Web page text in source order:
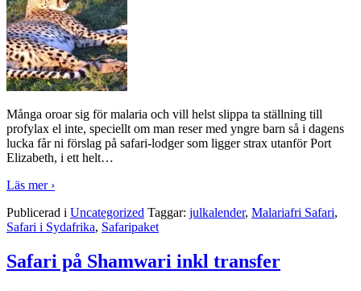
Många oroar sig för malaria och vill helst slippa ta ställning till
profylax el inte, speciellt om man reser med yngre barn så i dagens
lucka får ni förslag på safari-lodger som ligger strax utanför Port
Elizabeth, i ett helt…
Läs mer ›
Publicerad i Uncategorized Taggar: julkalender, Malariafri Safari,
Safari i Sydafrika, Safaripaket
Safari på Shamwari inkl transfer